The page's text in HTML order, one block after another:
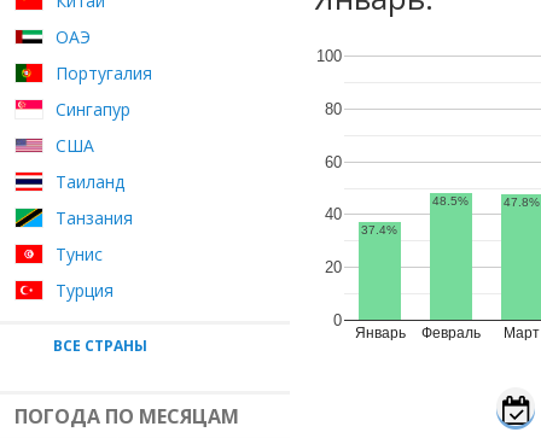
ОАЭ
Португалия
Сингапур
США
Таиланд
Танзания
Тунис
Турция
ВСЕ СТРАНЫ
ПОГОДА ПО МЕСЯЦАМ
Январь Февраль Март
0
20
40
60
80
100
37.4%
48.5% 47.8%